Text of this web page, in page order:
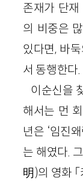
존재가 단
의 비중은
있다면, 바
서 동행한다.
이순신을
해서는 먼
년은 ‘임진
는 해였다.
明)의 영화